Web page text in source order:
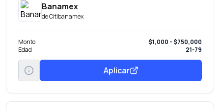
Banamex
deCitibanamex
Monto
$1,000 - $750,000
Edad
21-79
Aplicar